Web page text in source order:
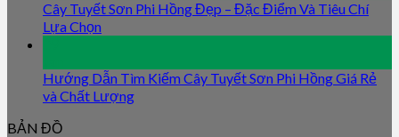
Cây Tuyết Sơn Phi Hồng Đẹp – Đặc Điểm Và Tiêu Chí
Lựa Chọn
Hướng Dẫn Tìm Kiếm Cây Tuyết Sơn Phi Hồng Giá Rẻ
và Chất Lượng
BẢN ĐỒ